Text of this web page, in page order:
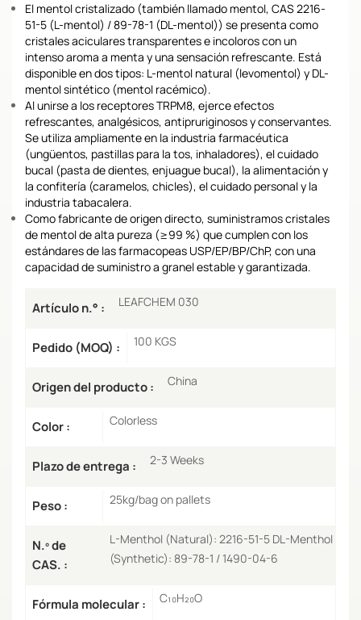
El mentol cristalizado (también llamado mentol, CAS 2216-
51-5 (L-mentol) / 89-78-1 (DL-mentol)) se presenta como
cristales aciculares transparentes e incoloros con un
intenso aroma a menta y una sensación refrescante. Está
disponible en dos tipos: L-mentol natural (levomentol) y DL-
mentol sintético (mentol racémico).
Al unirse a los receptores TRPM8, ejerce efectos
refrescantes, analgésicos, antipruriginosos y conservantes.
Se utiliza ampliamente en la industria farmacéutica
(ungüentos, pastillas para la tos, inhaladores), el cuidado
bucal (pasta de dientes, enjuague bucal), la alimentación y
la confitería (caramelos, chicles), el cuidado personal y la
industria tabacalera.
Como fabricante de origen directo, suministramos cristales
de mentol de alta pureza (≥99 %) que cumplen con los
estándares de las farmacopeas USP/EP/BP/ChP, con una
capacidad de suministro a granel estable y garantizada.
Artículo n.° : LEAFCHEM 030
Pedido (MOQ) : 100 KGS
Origen del producto : China
Color : Colorless
Plazo de entrega : 2-3 Weeks
Peso : 25kg/bag on pallets
N.º de
CAS. :
L-Menthol (Natural): 2216-51-5 DL-Menthol
(Synthetic): 89-78-1 / 1490-04-6
Fórmula molecular : C₁₀H₂₀O